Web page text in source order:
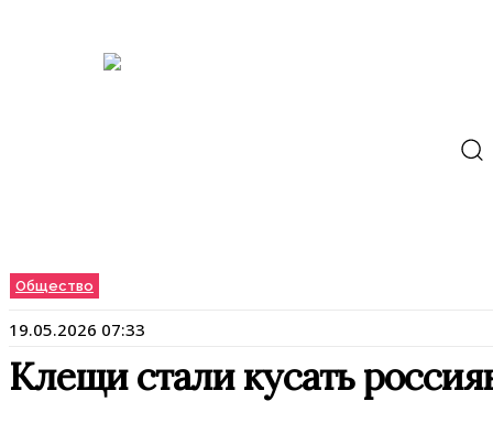
Общество
19.05.2026 07:33
Клещи стали кусать